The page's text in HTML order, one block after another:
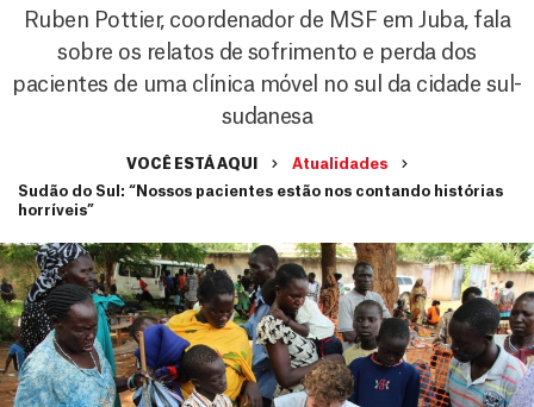
Ruben Pottier, coordenador de MSF em Juba, fala
sobre os relatos de sofrimento e perda dos
pacientes de uma clínica móvel no sul da cidade sul-
sudanesa
VOCÊ ESTÁ AQUI
Atualidades
Sudão do Sul: “Nossos pacientes estão nos contando histórias
horríveis”